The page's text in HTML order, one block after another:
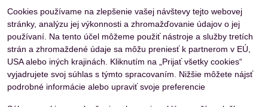
Cookies používame na zlepšenie vašej návštevy tejto webovej
stránky, analýzu jej výkonnosti a zhromažďovanie údajov o jej
používaní. Na tento účel môžeme použiť nástroje a služby tretích
strán a zhromaždené údaje sa môžu preniesť k partnerom v EÚ,
USA alebo iných krajinách. Kliknutím na „Prijať všetky cookies“
vyjadrujete svoj súhlas s týmto spracovaním. Nižšie môžete nájsť
podrobné informácie alebo upraviť svoje preferencie